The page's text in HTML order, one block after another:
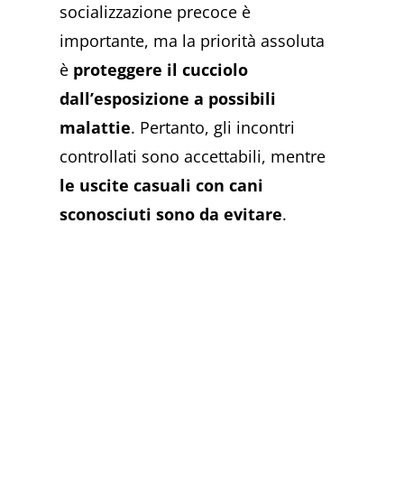
socializzazione precoce è
importante, ma la priorità assoluta
è proteggere il cucciolo
dall’esposizione a possibili
malattie. Pertanto, gli incontri
controllati sono accettabili, mentre
le uscite casuali con cani
sconosciuti sono da evitare.